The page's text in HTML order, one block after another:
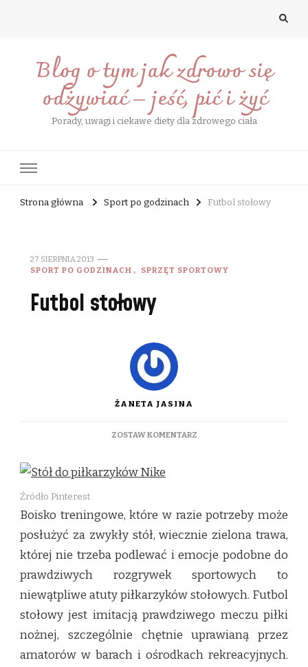
Blog o tym jak zdrowo się
odżywiać – jeść, pić i żyć
Porady, uwagi i ciekawe diety dla zdrowego ciała
Strona główna Sport po godzinach Futbol stołowy
27 SIERPNIA 2013
SPORT PO GODZINACH
SPRZĘT SPORTOWY
Futbol stołowy
ŻANETA JASINA
ZOSTAW KOMENTARZDO
Źródło Pinterest
Boisko treningowe, które w razie potrzeby może
posłużyć za zwykły stół, wiecznie zielona trawa,
której nie trzeba podlewać i emocje podobne do
prawdziwych rozgrywek sportowych to
niewątpliwe atuty piłkarzyków stołowych. Futbol
stołowy jest imitacją prawdziwego meczu piłki
nożnej, szczególnie chętnie uprawianą przez
amatorów w barach i ośrodkach rekreacyjnych.